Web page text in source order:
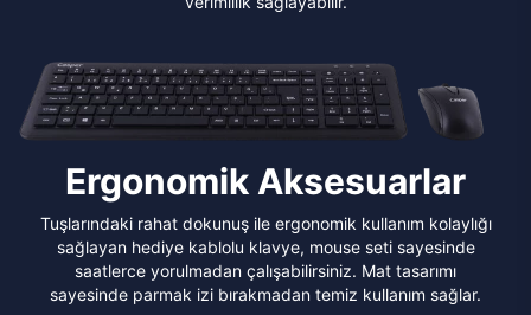
Ergonomik Aksesuarlar
Tuşlarındaki rahat dokunuş ile ergonomik kullanım kolaylığı
sağlayan hediye kablolu klavye, mouse seti sayesinde
saatlerce yorulmadan çalışabilirsiniz. Mat tasarımı
sayesinde parmak izi bırakmadan temiz kullanım sağlar.